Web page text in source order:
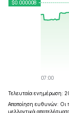
Τελευταία
Αποποίηση ευθυνών: Οι
μελλοντικά